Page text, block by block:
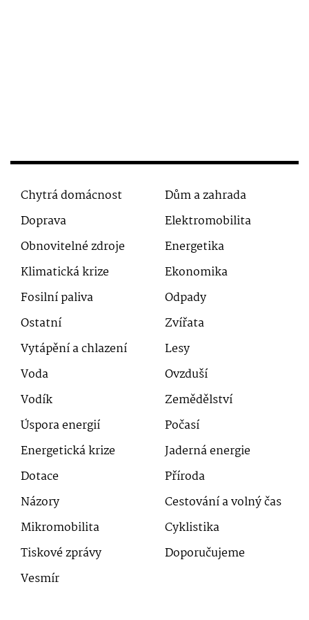
Chytrá domácnost
Dům a zahrada
Doprava
Elektromobilita
Obnovitelné zdroje
Energetika
Klimatická krize
Ekonomika
Fosilní paliva
Odpady
Ostatní
Zvířata
Vytápění a chlazení
Lesy
Voda
Ovzduší
Vodík
Zemědělství
Úspora energií
Počasí
Energetická krize
Jaderná energie
Dotace
Příroda
Názory
Cestování a volný čas
Mikromobilita
Cyklistika
Tiskové zprávy
Doporučujeme
Vesmír